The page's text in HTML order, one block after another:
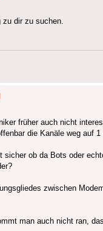
dir zu suchen.
früher auch nicht
die Kanäle weg auf
ob da Bots oder
zwischen
man auch nicht ran,